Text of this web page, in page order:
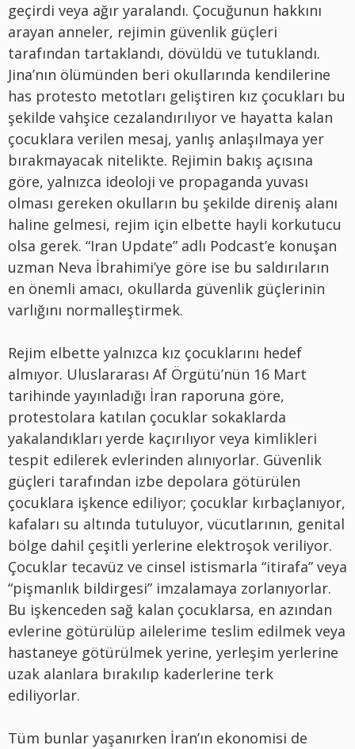
geçirdi veya ağır yaralandı. Çocuğunun hakkını
arayan anneler, rejimin güvenlik güçleri
tarafından tartaklandı, dövüldü ve tutuklandı.
Jina’nın ölümünden beri okullarında kendilerine
has protesto metotları geliştiren kız çocukları bu
şekilde vahşice cezalandırılıyor ve hayatta kalan
çocuklara verilen mesaj, yanlış anlaşılmaya yer
bırakmayacak nitelikte. Rejimin bakış açısına
göre, yalnızca ideoloji ve propaganda yuvası
olması gereken okulların bu şekilde direniş alanı
haline gelmesi, rejim için elbette hayli korkutucu
olsa gerek. “Iran Update” adlı Podcast’e konuşan
uzman Neva İbrahimi’ye göre ise bu saldırıların
en önemli amacı, okullarda güvenlik güçlerinin
varlığını normalleştirmek.
Rejim elbette yalnızca kız çocuklarını hedef
almıyor. Uluslararası Af Örgütü’nün 16 Mart
tarihinde yayınladığı İran raporuna göre,
protestolara katılan çocuklar sokaklarda
yakalandıkları yerde kaçırılıyor veya kimlikleri
tespit edilerek evlerinden alınıyorlar. Güvenlik
güçleri tarafından izbe depolara götürülen
çocuklara işkence ediliyor; çocuklar kırbaçlanıyor,
kafaları su altında tutuluyor, vücutlarının, genital
bölge dahil çeşitli yerlerine elektroşok veriliyor.
Çocuklar tecavüz ve cinsel istismarla “itirafa” veya
“pişmanlık bildirgesi” imzalamaya zorlanıyorlar.
Bu işkenceden sağ kalan çocuklarsa, en azından
evlerine götürülüp ailelerime teslim edilmek veya
hastaneye götürülmek yerine, yerleşim yerlerine
uzak alanlara bırakılıp kaderlerine terk
ediliyorlar.
Tüm bunlar yaşanırken İran’ın ekonomisi de